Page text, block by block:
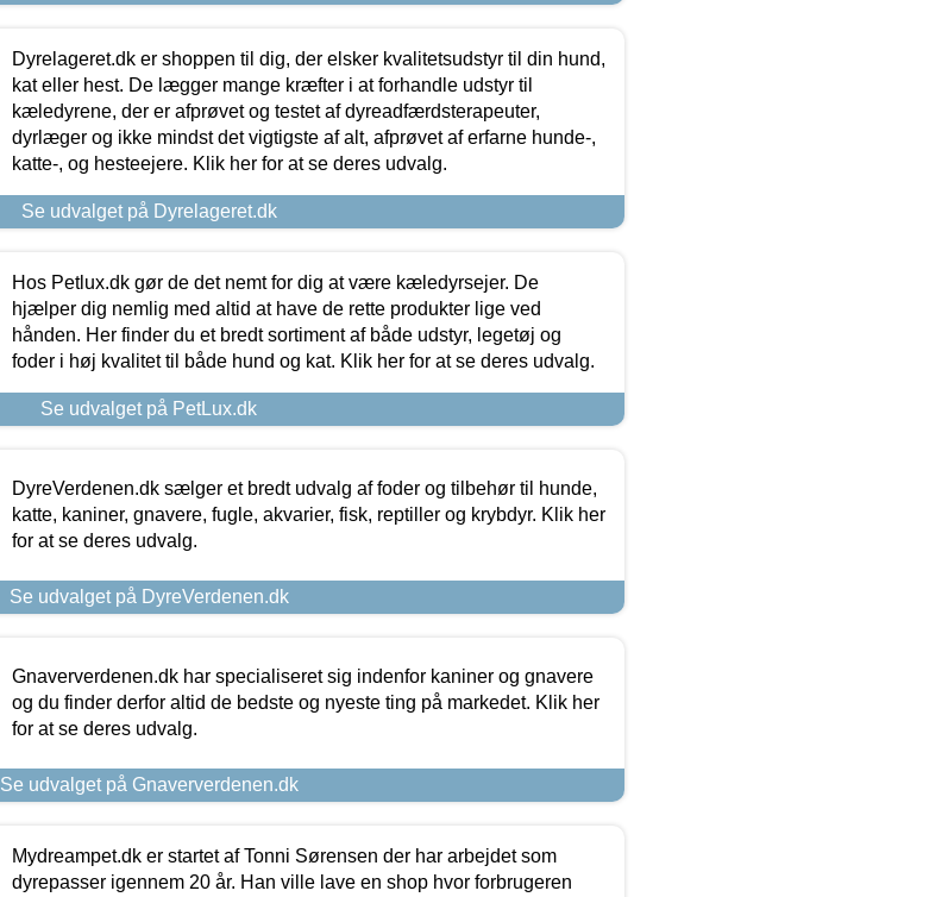
Dyrelageret.dk er shoppen til dig, der elsker kvalitetsudstyr til din hund,
kat eller hest. De lægger mange kræfter i at forhandle udstyr til
kæledyrene, der er afprøvet og testet af dyreadfærdsterapeuter,
dyrlæger og ikke mindst det vigtigste af alt, afprøvet af erfarne hunde-,
katte-, og hesteejere. Klik her for at se deres udvalg.
Se udvalget på Dyrelageret.dk
Hos Petlux.dk gør de det nemt for dig at være kæledyrsejer. De
hjælper dig nemlig med altid at have de rette produkter lige ved
hånden. Her finder du et bredt sortiment af både udstyr, legetøj og
foder i høj kvalitet til både hund og kat. Klik her for at se deres udvalg.
Se udvalget på PetLux.dk
DyreVerdenen.dk sælger et bredt udvalg af foder og tilbehør til hunde,
katte, kaniner, gnavere, fugle, akvarier, fisk, reptiller og krybdyr. Klik her
for at se deres udvalg.
Se udvalget på DyreVerdenen.dk
Gnaververdenen.dk har specialiseret sig indenfor kaniner og gnavere
og du finder derfor altid de bedste og nyeste ting på markedet. Klik her
for at se deres udvalg.
Se udvalget på Gnaververdenen.dk
Mydreampet.dk er startet af Tonni Sørensen der har arbejdet som
dyrepasser igennem 20 år. Han ville lave en shop hvor forbrugeren